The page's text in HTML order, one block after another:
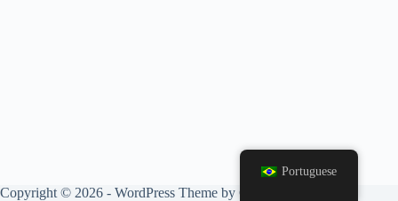
Copyright © 2026 - WordPress Theme by CreativeThemes
Portuguese